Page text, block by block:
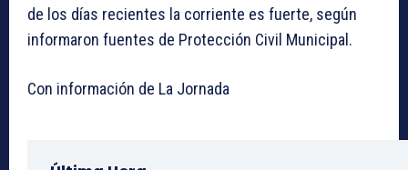
de los días recientes la corriente es fuerte, según
informaron fuentes de Protección Civil Municipal.
Con información de La Jornada